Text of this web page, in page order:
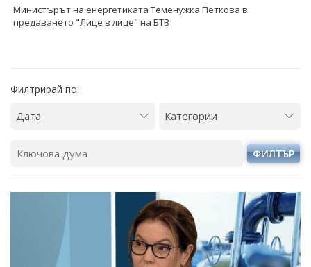
Министърът на енергетиката Теменужка Петкова в
предаването "Лице в лице" на БТВ
Филтрирай по:
ФИЛТЪР